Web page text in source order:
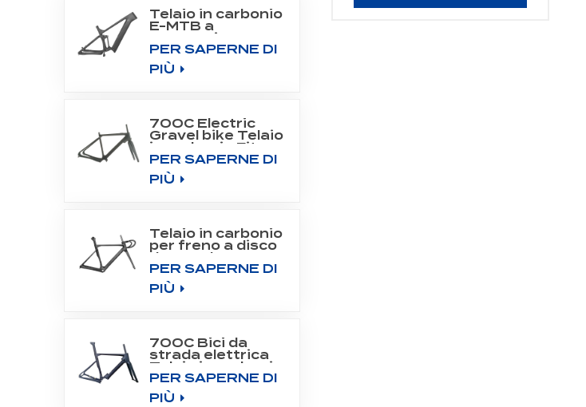
Telaio in carbonio
E-MTB a
sospensione
completa per
motore a
trasmissione
PER SAPERNE DI
PIÙ
700C Electric
Gravel bike Telaio
in carbonio Fit
Fazua Evation
Drive System
PER SAPERNE DI
PIÙ
Telaio in carbonio
per freno a disco
da strada 700C
Aero Road
PER SAPERNE DI
PIÙ
700C Bici da
strada elettrica
Telaio in carbonio
Fit Bafang Motor
M800
PER SAPERNE DI
PIÙ